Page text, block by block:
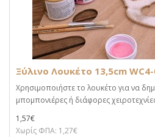
Ξύλινο Λουκέτο 13,5cm
Χρησιμοποιήστε το λουκέτο για να
μπομπονιέρες ή διάφορες
1,57€
Χωρίς ΦΠΑ: 1,27€